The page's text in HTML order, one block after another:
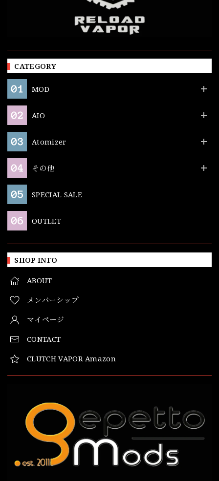
CATEGORY
MOD
AIO
Atomizer
その他
SPECIAL SALE
OUTLET
SHOP INFO
ABOUT
メンバーシップ
マイページ
CONTACT
CLUTCH VAPOR Amazon